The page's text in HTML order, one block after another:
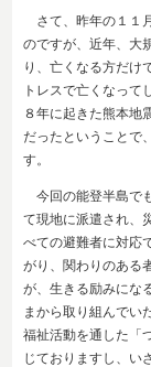
さて、昨年の１１
のですが、近年、大
り、亡くなる方だけ
トレスで亡くなって
８年に起きた熊本地
だったということで
す。
今回の能登半島で
て現地に派遣され、
べての避難者に対応
がり、関わりのある
が、生きる励みにな
まから取り組んでい
福祉活動を通した「
じておりますし、い